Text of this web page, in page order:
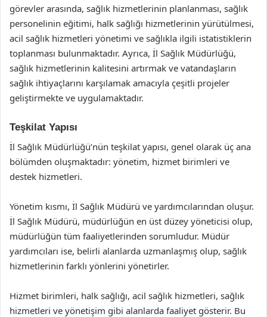
görevler arasında, sağlık hizmetlerinin planlanması, sağlık
personelinin eğitimi, halk sağlığı hizmetlerinin yürütülmesi,
acil sağlık hizmetleri yönetimi ve sağlıkla ilgili istatistiklerin
toplanması bulunmaktadır. Ayrıca, İl Sağlık Müdürlüğü,
sağlık hizmetlerinin kalitesini artırmak ve vatandaşların
sağlık ihtiyaçlarını karşılamak amacıyla çeşitli projeler
geliştirmekte ve uygulamaktadır.
Teşkilat Yapısı
İl Sağlık Müdürlüğü’nün teşkilat yapısı, genel olarak üç ana
bölümden oluşmaktadır: yönetim, hizmet birimleri ve
destek hizmetleri.
Yönetim kısmı, İl Sağlık Müdürü ve yardımcılarından oluşur.
İl Sağlık Müdürü, müdürlüğün en üst düzey yöneticisi olup,
müdürlüğün tüm faaliyetlerinden sorumludur. Müdür
yardımcıları ise, belirli alanlarda uzmanlaşmış olup, sağlık
hizmetlerinin farklı yönlerini yönetirler.
Hizmet birimleri, halk sağlığı, acil sağlık hizmetleri, sağlık
hizmetleri ve yönetişim gibi alanlarda faaliyet gösterir. Bu